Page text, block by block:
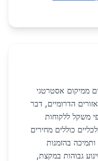
ממיקום אסטרטגי
הדרומיים, דבר
משקל ללקוחות
כוללים מחירים
בהזמנות
גבוהות במקצת,